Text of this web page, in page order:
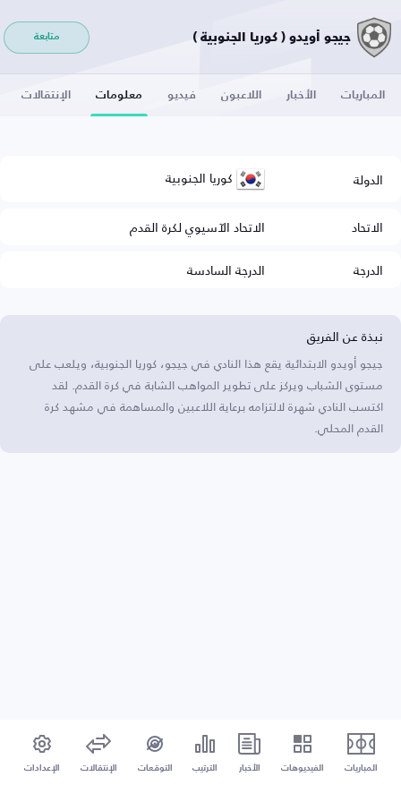
جيجو أويدو ( كوريا الجنوبية ) متابعة
المباريات الأخبار اللاعبون فيديو معلومات الإنتقالات
الدولة كوريا الجنوبية
الاتحاد
الاتحاد الآسيوي لكرة القدم
الدرجة
الدرجة السادسة
نبذة عن الفريق
جيجو أويدو الابتدائية يقع هذا النادي في جيجو، كوريا الجنوبية، ويلعب على
مستوى الشباب ويركز على تطوير المواهب الشابة في كرة القدم. لقد
اكتسب النادي شهرة لالتزامه برعاية اللاعبين والمساهمة في مشهد كرة
القدم المحلي.
المباريات الفيديوهات الأخبار الترتيب التوقعات الإنتقالات الإعدادات